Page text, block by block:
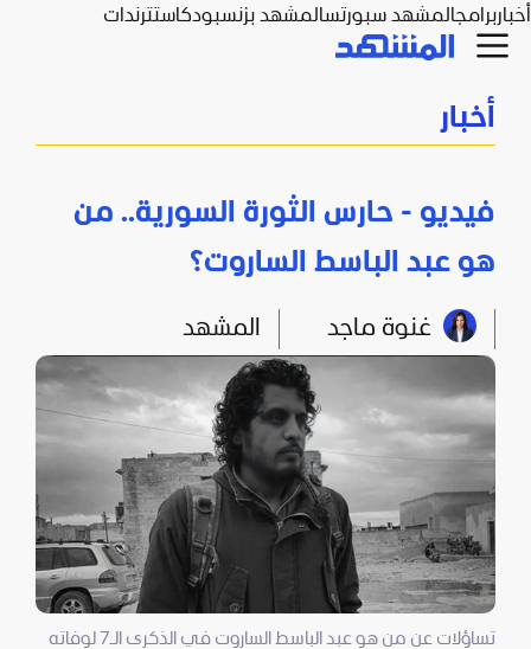
أخباربرامجالمشهد سبورتسالمشهد بزنسبودكاستترندات
أخبار
فيديو - حارس الثورة السورية.. من
هو عبد الباسط الساروت؟
غنوة ماجد المشهد
تساؤلات عن من هو عبد الباسط الساروت في الذكرى الـ7 لوفاته